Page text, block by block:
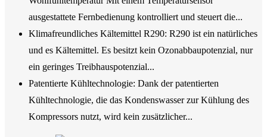
ausgestattete Fernbedienung kontrolliert und steuert die...
Klimafreundliches Kältemittel R290: R290 ist ein natürliches
und es Kältemittel. Es besitzt kein Ozonabbaupotenzial, nur
ein geringes Treibhauspotenzial...
Patentierte Kühltechnologie: Dank der patentierten
Kühltechnologie, die das Kondenswasser zur Kühlung des
Kompressors nutzt, wird kein zusätzlicher...